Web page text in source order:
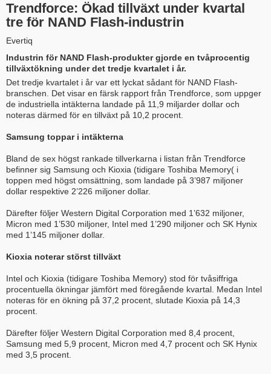
Trendforce: Ökad tillväxt under kvartal
tre för NAND Flash-industrin
Evertiq
Industrin för NAND Flash-produkter gjorde en tvåprocentig
tillväxtökning under det tredje kvartalet i år.
Det tredje kvartalet i år var ett lyckat sådant för NAND Flash-
branschen. Det visar en färsk rapport från Trendforce, som uppger
de industriella intäkterna landade på 11,9 miljarder dollar och
noteras därmed för en tillväxt på 10,2 procent.
Samsung toppar i intäkterna
Bland de sex högst rankade tillverkarna i listan från Trendforce
befinner sig Samsung och Kioxia (tidigare Toshiba Memory( i
toppen med högst omsättning, som landade på 3’987 miljoner
dollar respektive 2’226 miljoner dollar.
Därefter följer Western Digital Corporation med 1’632 miljoner,
Micron med 1’530 miljoner, Intel med 1’290 miljoner och SK Hynix
med 1’145 miljoner dollar.
Kioxia noterar störst tillväxt
Intel och Kioxia (tidigare Toshiba Memory) stod för tvåsiffriga
procentuella ökningar jämfört med föregående kvartal. Medan Intel
noteras för en ökning på 37,2 procent, slutade Kioxia på 14,3
procent.
Därefter följer Western Digital Corporation med 8,4 procent,
Samsung med 5,9 procent, Micron med 4,7 procent och SK Hynix
med 3,5 procent.